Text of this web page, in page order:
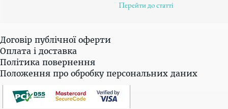
Перейти до статті
Договір публічної оферти
Оплата і доставка
Політика повернення
Положення про обробку персональних даних